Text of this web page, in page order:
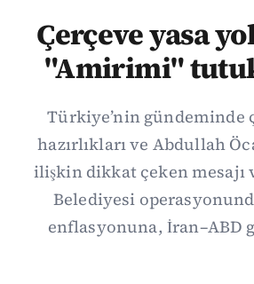
Çerçeve yasa
"Amirimi"
Türkiye’nin gündeminde
hazırlıkları ve Abdullah
ilişkin dikkat çeken mesajı
Belediyesi
enflasyonuna, İran–ABD